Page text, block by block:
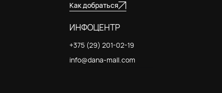
Как добраться
ИНФОЦЕНТР
+375 (29) 201-02-19
info@dana-mall.com